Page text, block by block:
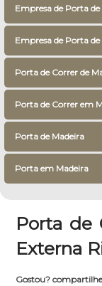
Empresa de Porta
Empresa de Porta
Porta de Correr de
Porta de Correr em
Porta de Madeira
Porta em Madeira
Porta de
Externa
Gostou?